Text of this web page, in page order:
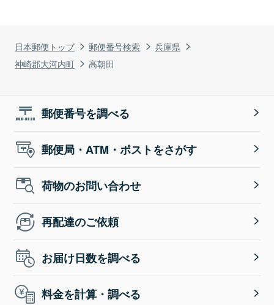
日本郵便トップ 郵便番号検索
兵庫県
神崎郡大河内町
高朝田
郵便番号を調べる
郵便局・ATM・ポストをさがす
荷物のお問い合わせ
再配達のご依頼
お届け日数を調べる
料金を計算・調べる